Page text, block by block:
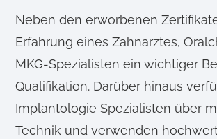
Neben den erworbenen
Erfahrung eines Zahnarztes,
MKG-Spezialisten ein wichtiger
Qualifikation. Darüber hinaus
Implantologie Spezialisten über
Technik und verwenden